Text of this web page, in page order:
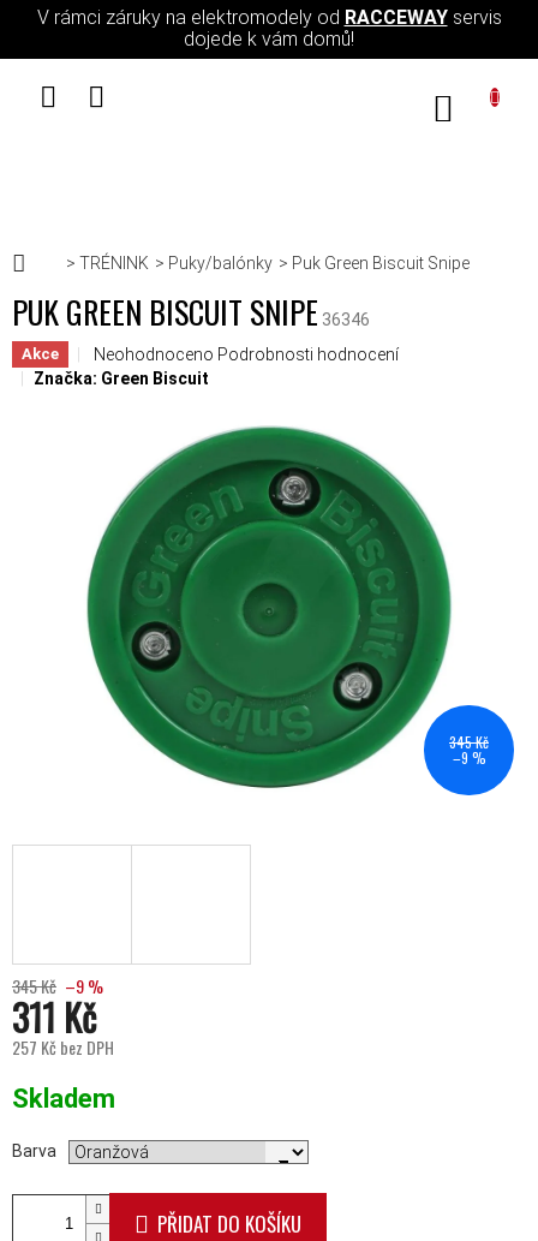
Přejít na obsah
V rámci záruky na elektromodely od RACCEWAYservis
dojede k vám domů!
Domů
TRÉNINK Puky/balónky Puk Green Biscuit Snipe
PUK GREEN BISCUIT SNIPE 36346
Akce Průměrné hodnocení produktu je 0,0 z 5 hvězdiček.
Neohodnoceno Podrobnosti hodnocení
Značka: Green Biscuit
345 Kč
–9 %
345 Kč –9 %
311 Kč
257 Kč bez DPH
Skladem
Barva
PŘIDAT DO KOŠÍKU